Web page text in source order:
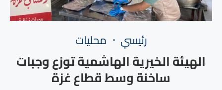
رئيسي محليات
الهيئة الخيرية الهاشمية توزع وجبات
ساخنة وسط قطاع غزة